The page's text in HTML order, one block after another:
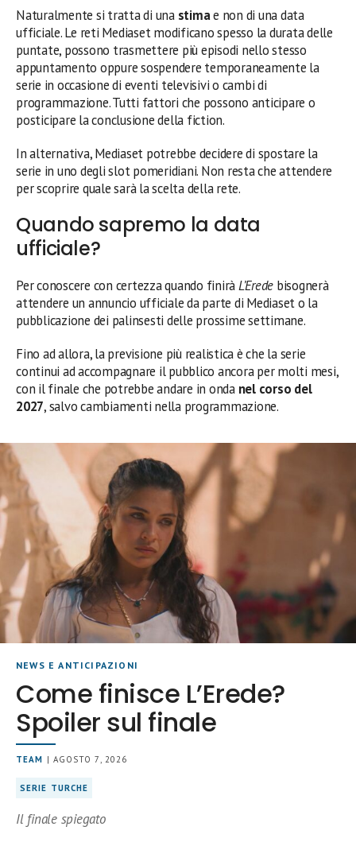
Naturalmente si tratta di una stimae non di una data
ufficiale. Le reti Mediaset modificano spesso la durata delle
puntate, possono trasmettere più episodi nello stesso
appuntamento oppure sospendere temporaneamente la
serie in occasione di eventi televisivi o cambi di
programmazione. Tutti fattori che possono anticipare o
posticipare la conclusione della fiction.
In alternativa, Mediaset potrebbe decidere di spostare la
serie in uno degli slot pomeridiani. Non resta che attendere
per scoprire quale sarà la scelta della rete.
Quando sapremo la data
ufficiale?
Per conoscere con certezza quando finiràL’Erede bisognerà
attendere un annuncio ufficiale da parte di Mediaset o la
pubblicazione dei palinsesti delle prossime settimane.
Fino ad allora, la previsione più realistica è che la serie
continui ad accompagnare il pubblico ancora per molti mesi,
con il finale che potrebbe andare in onda nel corso del
2027, salvo cambiamenti nella programmazione.
NEWS E ANTICIPAZIONI
Come finisce L’Erede?
Spoiler sul finale
TEAM | AGOSTO 7, 2026
SERIE TURCHE
Il finale spiegato